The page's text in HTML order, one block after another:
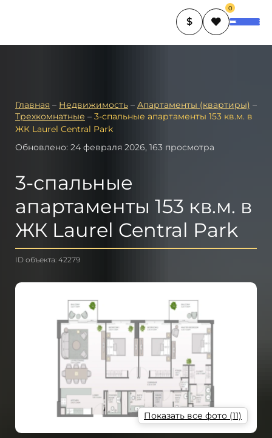
$
0
Главная – Недвижимость – Апартаменты (квартиры) –
Трехкомнатные – 3-спальные апартаменты 153 кв.м. в
ЖК Laurel Central Park
Обновлено: 24 февраля 2026, 163 просмотра
3-спальные
апартаменты 153 кв.м. в
ЖК Laurel Central Park
ID объекта: 42279
Показать все фото (11)